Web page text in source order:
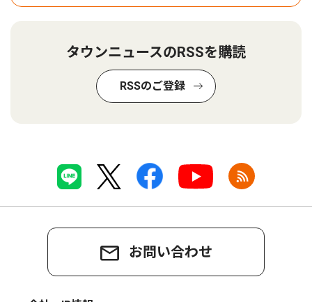
タウンニュースのRSSを購読
RSSのご登録
お問い合わせ